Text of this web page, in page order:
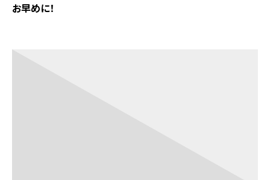
お早めに！